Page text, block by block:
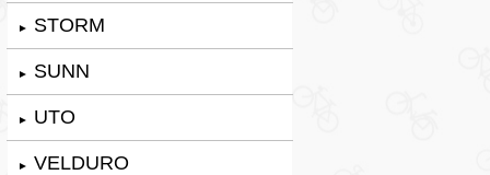
► STORM
► SUNN
► UTO
► VELDURO